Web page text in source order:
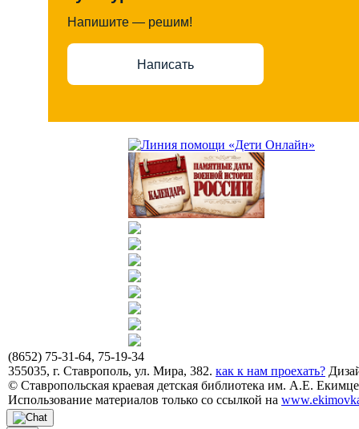
Напишите — решим!
Написать
(8652) 75-31-64, 75-19-34
355035, г. Ставрополь, ул. Мира, 382. как к нам проехать?
© Ставропольская краевая детская библиотека им. А.Е.
Использование материалов только со ссылкой на